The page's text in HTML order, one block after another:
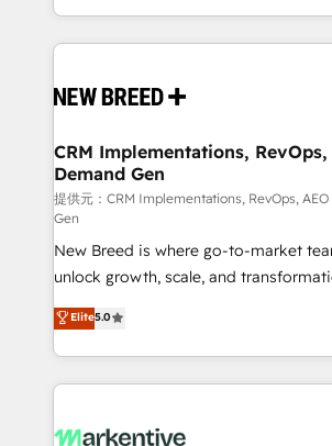
Breeze・Claude等をHubSpotと連携さ
革を、構想から実装・定着までPMOと
の統合・浸透・変革管理を実行します。 ▸ CMS戦略設
計・構築：リード獲得・CVR・SEOを前
計・導線設計・テンプレート設計を
提供。 ▸ 既存CRM・MAからの移行支援
Marketo・Pardot等からの移行、カス
データ移行と活用設計まで。 ▸ AEO対応
ンツとサイト構造を最適化。 🏆 なぜ100incを選ぶの
か？ ✓ HubSpot Eliteパートナー認定
ード受賞・HUGリーダー ✓
HubSpot大百科 出版 CRM・AI活用に関するご相談、現
Software) and Point Success Media
making this the official home for all
and system integrations powered by
trainers to drive platform adoption. 📈 Revenue
Generation - Full-funnel marketing and high-
performance advertising via Point
Expert deployment of Breeze AI and
to automate growth. 🏆 Elite Excellence - 8 platform
accreditations and deep HIPAA-
expertise. - A team of 250+ experts dedicated to
your resilient growth.
CRM Implementations, RevOps,
Demand Gen
提供元：CRM Implementations, RevOps,
Gen
New Breed is where go-to-market
unlock growth, scale, and
companies activate HubSpot’s AI-
customer platform and operationalize
Loop Marketing framework through
services, smart agents, and purpose-
results, fast. ⚙️CRM & RevOps: Align all Hubs to your
Elite5.0